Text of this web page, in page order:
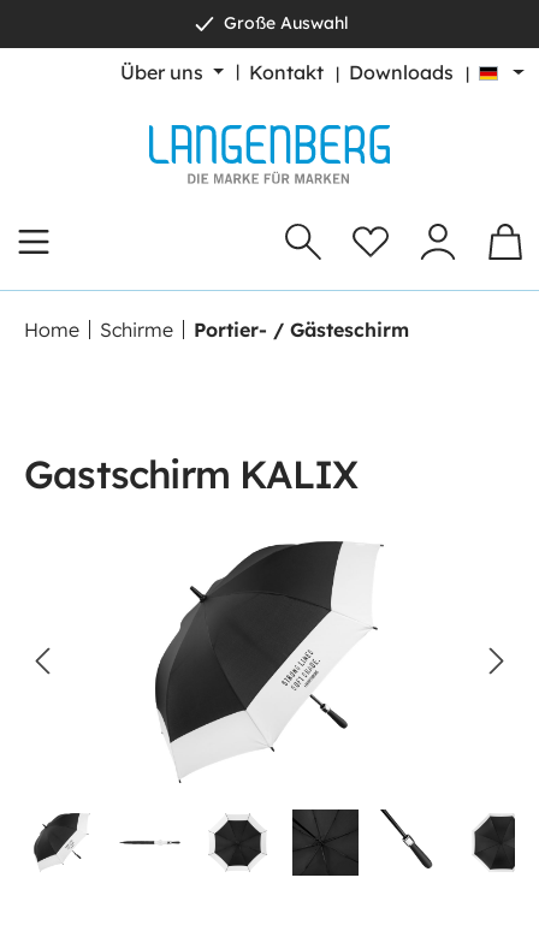
Große Auswahl
Über uns Kontakt Downloads
Home Schirme Portier- / Gästeschirm
Gastschirm KALIX